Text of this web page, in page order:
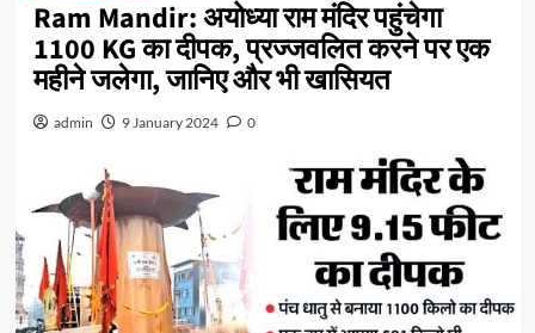
Ram Mandir: अयोध्या राम मंदिर पहुंचेगा
1100 KG का दीपक, प्रज्जवलित करने पर एक
महीने जलेगा, जानिए और भी खासियत
admin 9 January 2024 0